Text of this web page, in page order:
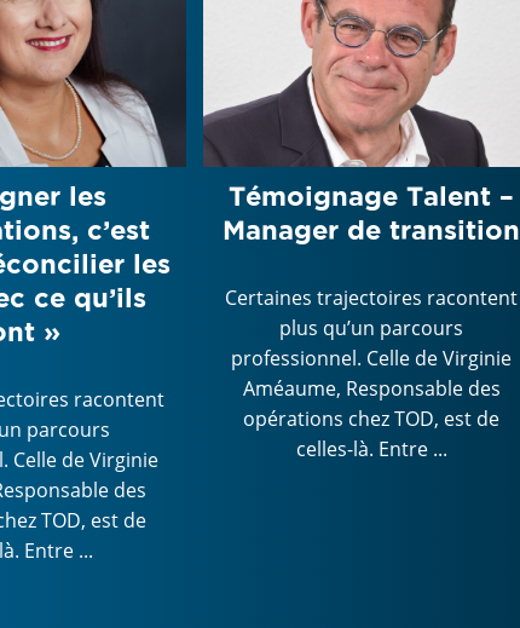
les
c’est
les
ce qu’ils
»
racontent
parcours
Celle de Virginie
des
TOD, est de
Entre ...
Témoignage Talent –
Manager de transition
Certaines trajectoires racontent
plus qu’un parcours
professionnel. Celle de Virginie
Améaume, Responsable des
opérations chez TOD, est de
celles-là. Entre ...